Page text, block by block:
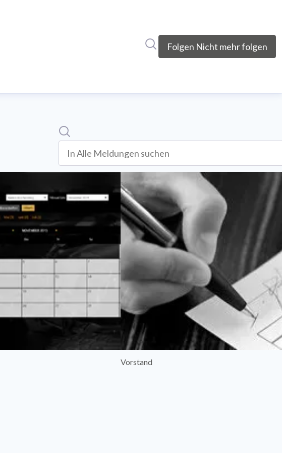
Folgen Nicht mehr folgen
Suche
In alle meldungen suchen
Vorstand